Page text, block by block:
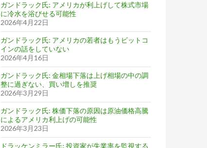
ガンドラック氏: アメリカが利上げして株式市場
に冷水を浴びせる可能性
2026年4月22日
ガンドラック氏: アメリカの若者はもうビットコ
インの話をしていない
2026年4月16日
ガンドラック氏: 金相場下落は上げ相場の中の調
整に過ぎない、買い増しを推奨
2026年3月29日
ガンドラック氏: 株価下落の原因は原油価格高騰
によるアメリカ利上げの可能性
2026年3月23日
ドラッケンミラー氏: 投資家が失業率を監視する